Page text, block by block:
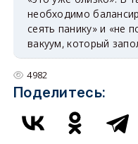
необходимо
сеять панику» и «не
вакуум, который
4982
Поделитесь: